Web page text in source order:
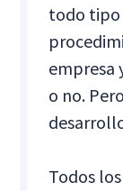
todo tipo
empresa
o no.
Todos